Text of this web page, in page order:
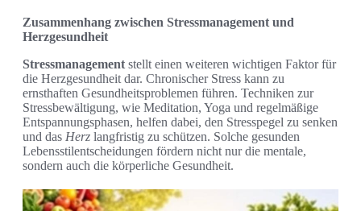
Zusammenhang zwischen Stressmanagement und
Herzgesundheit
Stressmanagement stellt einen weiteren wichtigen Faktor für
die Herzgesundheit dar. Chronischer Stress kann zu
ernsthaften Gesundheitsproblemen führen. Techniken zur
Stressbewältigung, wie Meditation, Yoga und regelmäßige
Entspannungsphasen, helfen dabei, den Stresspegel zu senken
und das Herz langfristig zu schützen. Solche gesunden
Lebensstilentscheidungen fördern nicht nur die mentale,
sondern auch die körperliche Gesundheit.